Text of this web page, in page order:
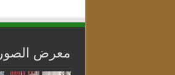
معرض الصور